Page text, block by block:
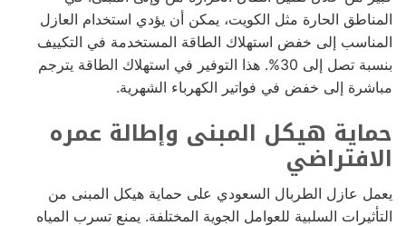
المناطق الحارة مثل الكويت، يمكن أن يؤدي استخدام العازل
المناسب إلى خفض استهلاك الطاقة المستخدمة في التكييف
بنسبة تصل إلى 30%. هذا التوفير في استهلاك الطاقة يترجم
مباشرة إلى خفض في فواتير الكهرباء الشهرية.
حماية هيكل المبنى وإطالة عمره
الافتراضي
يعمل عازل الطربال السعودي على حماية هيكل المبنى من
التأثيرات السلبية للعوامل الجوية المختلفة. يمنع تسرب المياه